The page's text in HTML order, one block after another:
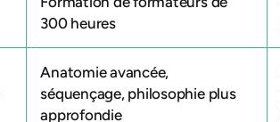
300 heures
Anatomie avancée,
séquençage, philosophie plus
approfondie